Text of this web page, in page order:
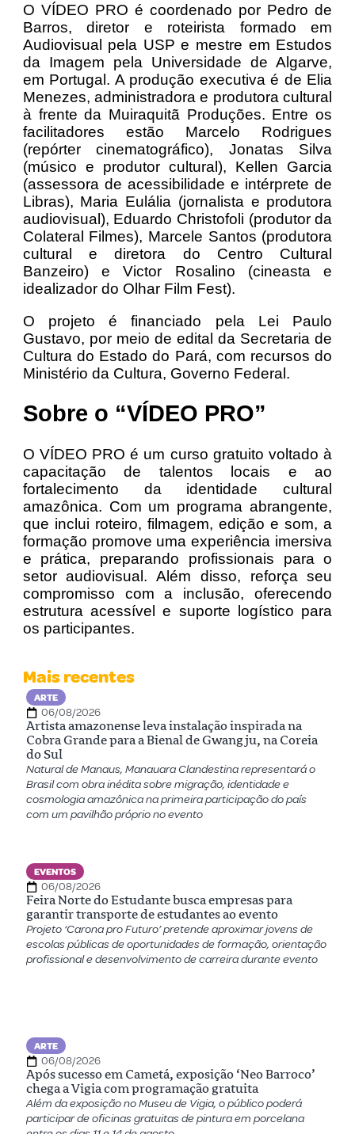
O VÍDEO PRO é coordenado por Pedro de
Barros, diretor e roteirista formado em
Audiovisual pela USP e mestre em Estudos
da Imagem pela Universidade de Algarve,
em Portugal. A produção executiva é de Elia
Menezes, administradora e produtora cultural
à frente da Muiraquitã Produções. Entre os
facilitadores estão Marcelo Rodrigues
(repórter cinematográfico), Jonatas Silva
(músico e produtor cultural), Kellen Garcia
(assessora de acessibilidade e intérprete de
Libras), Maria Eulália (jornalista e produtora
audiovisual), Eduardo Christofoli (produtor da
Colateral Filmes), Marcele Santos (produtora
cultural e diretora do Centro Cultural
Banzeiro) e Victor Rosalino (cineasta e
idealizador do Olhar Film Fest).
O projeto é financiado pela Lei Paulo
Gustavo, por meio de edital da Secretaria de
Cultura do Estado do Pará, com recursos do
Ministério da Cultura, Governo Federal.
Sobre o “VÍDEO PRO”
O VÍDEO PRO é um curso gratuito voltado à
capacitação de talentos locais e ao
fortalecimento da identidade cultural
amazônica. Com um programa abrangente,
que inclui roteiro, filmagem, edição e som, a
formação promove uma experiência imersiva
e prática, preparando profissionais para o
setor audiovisual. Além disso, reforça seu
compromisso com a inclusão, oferecendo
estrutura acessível e suporte logístico para
os participantes.
Mais recentes
ARTE
06/08/2026
Artista amazonense leva instalação inspirada na
Cobra Grande para a Bienal de Gwangju, na Coreia
do Sul
Natural de Manaus, Manauara Clandestina representará o
Brasil com obra inédita sobre migração, identidade e
cosmologia amazônica na primeira participação do país
com um pavilhão próprio no evento
EVENTOS
06/08/2026
Feira Norte do Estudante busca empresas para
garantir transporte de estudantes ao evento
Projeto ‘Carona pro Futuro’ pretende aproximar jovens de
escolas públicas de oportunidades de formação, orientação
profissional e desenvolvimento de carreira durante evento
ARTE
06/08/2026
Após sucesso em Cametá, exposição ‘Neo Barroco’
chega a Vigia com programação gratuita
Além da exposição no Museu de Vigia, o público poderá
participar de oficinas gratuitas de pintura em porcelana